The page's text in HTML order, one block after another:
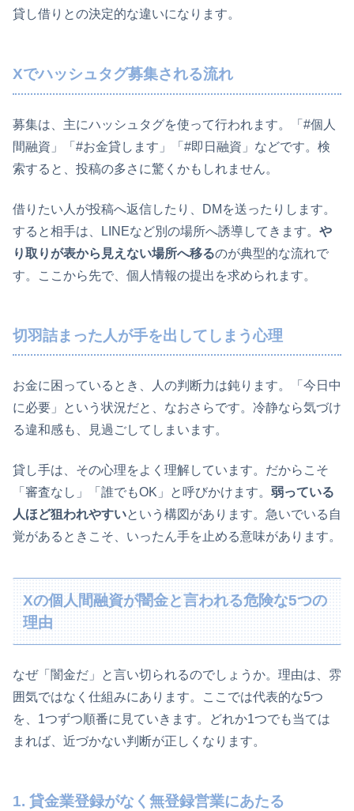
貸し借りとの決定的な違いになります。
Xでハッシュタグ募集される流れ
募集は、主にハッシュタグを使って行われます。「#個人
間融資」「#お金貸します」「#即日融資」などです。検
索すると、投稿の多さに驚くかもしれません。
借りたい人が投稿へ返信したり、DMを送ったりします。
すると相手は、LINEなど別の場所へ誘導してきます。 や
り取りが表から見えない場所へ移るのが典型的な流れで
す。ここから先で、個人情報の提出を求められます。
切羽詰まった人が手を出してしまう心理
お金に困っているとき、人の判断力は鈍ります。「今日中
に必要」という状況だと、なおさらです。冷静なら気づけ
る違和感も、見過ごしてしまいます。
貸し手は、その心理をよく理解しています。だからこそ
「審査なし」「誰でもOK」と呼びかけます。 弱っている
人ほど狙われやすいという構図があります。急いでいる自
覚があるときこそ、いったん手を止める意味があります。
Xの個人間融資が闇金と言われる危険な5つの
理由
なぜ「闇金だ」と言い切られるのでしょうか。理由は、雰
囲気ではなく仕組みにあります。ここでは代表的な5つ
を、1つずつ順番に見ていきます。どれか1つでも当ては
まれば、近づかない判断が正しくなります。
1. 貸金業登録がなく無登録営業にあたる